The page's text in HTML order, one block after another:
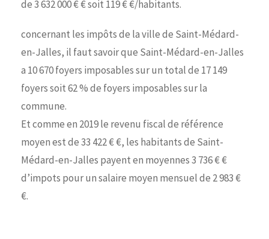
de 3 632 000 € € soit 119 € €/habitants.
concernant les impôts de la ville de Saint-Médard-
en-Jalles, il faut savoir que Saint-Médard-en-Jalles
a 10 670 foyers imposables sur un total de 17 149
foyers soit 62 % de foyers imposables sur la
commune.
Et comme en 2019 le revenu fiscal de référence
moyen est de 33 422 € €, les habitants de Saint-
Médard-en-Jalles payent en moyennes 3 736 € €
d’impots pour un salaire moyen mensuel de 2 983 €
€.